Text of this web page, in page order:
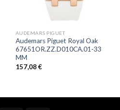
AUDEMARS PIGUET
Audemars Piguet Royal Oak
67651OR.ZZ.D010CA.01-33
MM
157,08€